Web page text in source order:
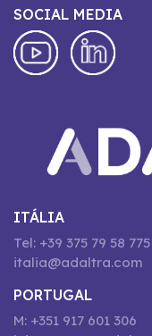
SOCIAL MEDIA
ITÁLIA
Tel: +39 375 79 58 775
italia@adaltra.com
PORTUGAL
M: +351 917 601 306